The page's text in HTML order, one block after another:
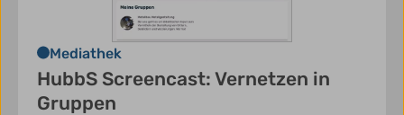
Mediathek
HubbS Screencast: Vernetzen in
Gruppen